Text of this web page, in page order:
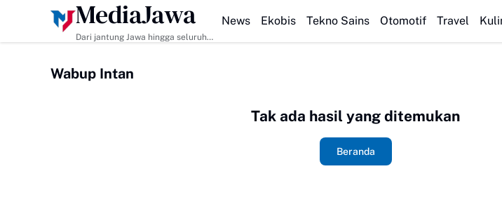
HEADLINE Resep Seblak Cobek Pedas
MediaJawa
Dari jantung Jawa hingga seluruh
unik, dan analisis tajam. Cepat
News Ekobis Tekno Sains Otomotif Travel
Wabup Intan
Tak ada hasil yang ditemukan
Beranda